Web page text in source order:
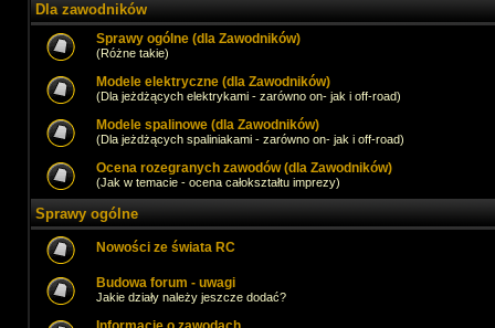
Dla zawodników
Sprawy ogólne (dla Zawodników)
(Różne takie)
Modele elektryczne (dla Zawodników)
(Dla jeżdżących elektrykami - zarówno on- jak i off-road)
Modele spalinowe (dla Zawodników)
(Dla jeżdżących spaliniakami - zarówno on- jak i off-road)
Ocena rozegranych zawodów (dla Zawodników)
(Jak w temacie - ocena całokształtu imprezy)
Sprawy ogólne
Nowości ze świata RC
Budowa forum - uwagi
Jakie działy należy jeszcze dodać?